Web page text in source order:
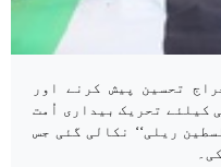
تحسین پیش کرنے اور
کیلئے تحریک بیداری اُمت
ریلی‘‘ نکالی گئی جس